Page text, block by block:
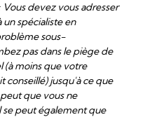
Vous devez vous adresser
un spécialiste en
sous-
pas dans le piège de
(à moins que votre
conseillé) jusqu'à ce que
que vous ne
se peut également que